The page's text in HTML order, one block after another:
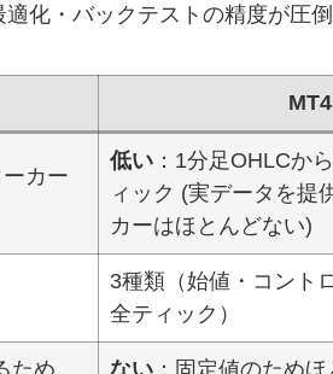
化・バックテストの精度が圧
MT4
カー
低い：1分足OHLCか
ィック (実データを提
カーはほとんどない)
3種類（始値・コント
全ティック）
め、
ない：固定値のため